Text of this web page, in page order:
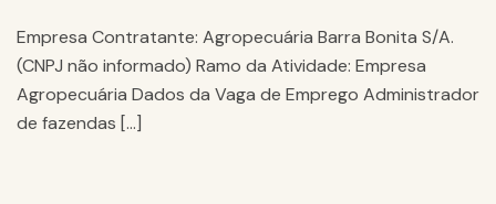
Empresa Contratante: Agropecuária Barra Bonita S/A.
(CNPJ não informado) Ramo da Atividade: Empresa
Agropecuária Dados da Vaga de Emprego Administrador
de fazendas […]